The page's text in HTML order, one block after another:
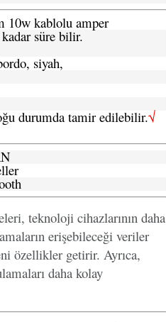
10w kablolu amper
süre bilir.
siyah,
durumda tamir edilebilir.√
teknoloji cihazlarının daha
erişebileceği veriler
özellikler getirir. Ayrıca,
daha kolay